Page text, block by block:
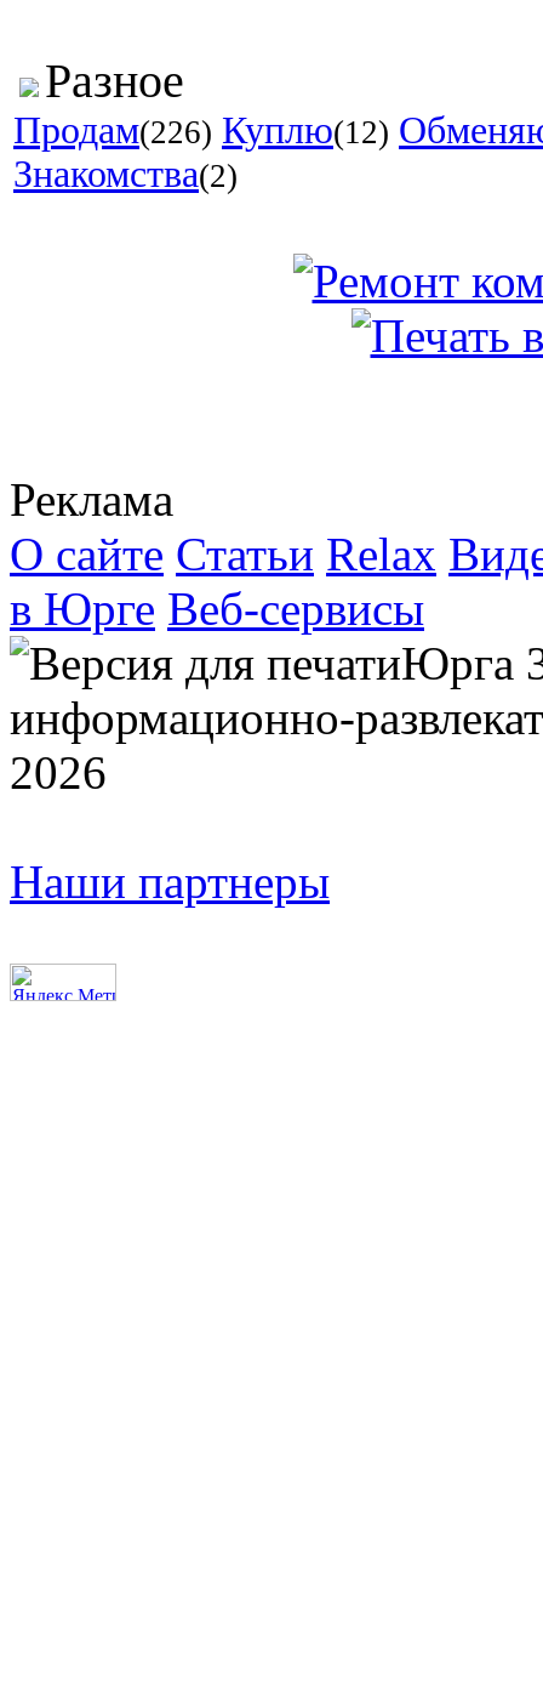
Разное
Продам(226) Куплю(12)
Знакомства(2)
Реклама
О сайте Статьи Relax
в Юрге Веб-сервисы
Юрга
информационно-
2026
Наши партнеры